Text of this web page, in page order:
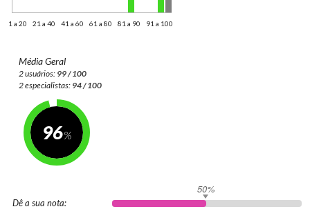
1 a 20 21 a 40 41 a 60 61 a 80 81 a 90 91 a 100
Média Geral
2 usuários: 99 / 100
2 especialistas: 94 / 100
96
Dê a sua nota:
50%